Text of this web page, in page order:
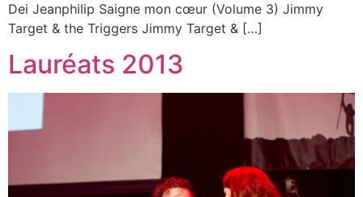
Dei Jeanphilip Saigne mon cœur (Volume 3) Jimmy
Target & the Triggers Jimmy Target & […]
Lauréats 2013